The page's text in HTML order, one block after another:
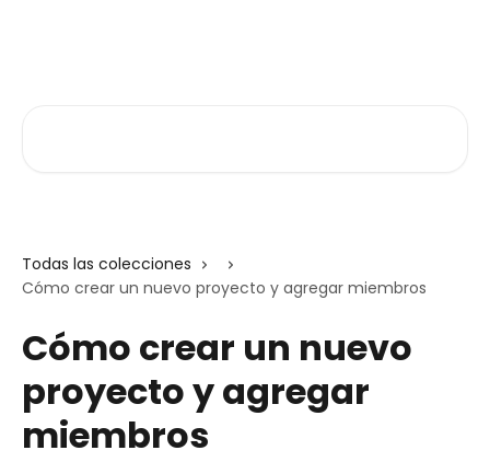
Todas las colecciones
Cómo crear un nuevo proyecto y agregar miembros
Cómo crear un nuevo
proyecto y agregar
miembros